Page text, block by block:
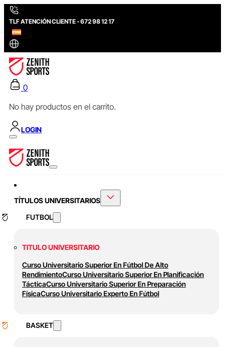
TLF ATENCIÓN CLIENTE - 672 98 12 17
0
No hay productos en el carrito.
LOGIN
TÍTULOS UNIVERSITARIOS
FUTBOL
TITULO UNIVERSITARIO
Curso Universitario Superior En Fútbol De Alto
RendimientoCurso Universitario Superior En Planificación
TácticaCurso Universitario Superior En Preparación
FísicaCurso Universitario Experto En Fútbol
BASKET